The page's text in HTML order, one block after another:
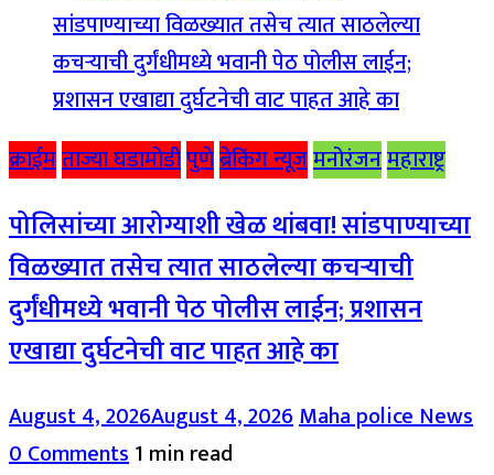
क्राईमताज्या घडामोडीपुणेब्रेकिंग न्यूजमनोरंजनमहाराष्ट्र
पोलिसांच्या आरोग्याशी खेळ थांबवा! सांडपाण्याच्या
विळख्यात तसेच त्यात साठलेल्या कचऱ्याची
दुर्गंधीमध्ये भवानी पेठ पोलीस लाईन; प्रशासन
एखाद्या दुर्घटनेची वाट पाहत आहे का
August 4, 2026August 4, 2026Maha police News
0 Comments1 min read